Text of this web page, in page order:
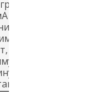
до
в
2
на